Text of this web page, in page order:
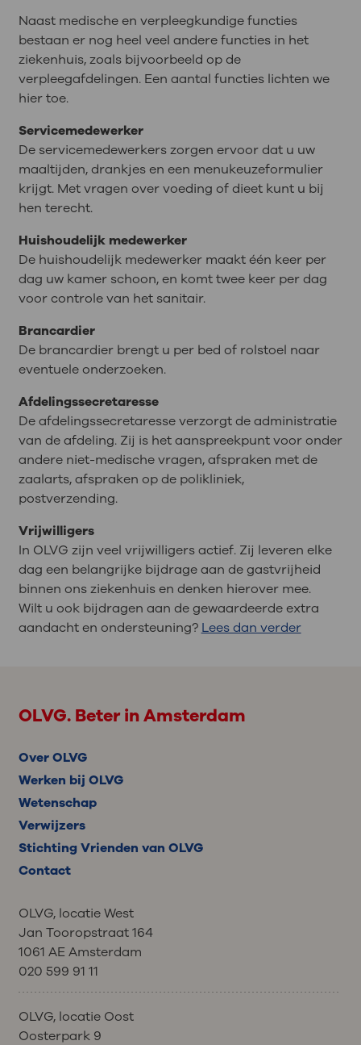
Naast medische en verpleegkundige functies
bestaan er nog heel veel andere functies in het
ziekenhuis, zoals bijvoorbeeld op de
verpleegafdelingen. Een aantal functies lichten we
hier toe.
Servicemedewerker
De servicemedewerkers zorgen ervoor dat u uw
maaltijden, drankjes en een menukeuzeformulier
krijgt. Met vragen over voeding of dieet kunt u bij
hen terecht.
Huishoudelijk medewerker
De huishoudelijk medewerker maakt één keer per
dag uw kamer schoon, en komt twee keer per dag
voor controle van het sanitair.
Brancardier
De brancardier brengt u per bed of rolstoel naar
eventuele onderzoeken.
Afdelingssecretaresse
De afdelingssecretaresse verzorgt de administratie
van de afdeling. Zij is het aanspreekpunt voor onder
andere niet-medische vragen, afspraken met de
zaalarts, afspraken op de polikliniek,
postverzending.
Vrijwilligers
In OLVG zijn veel vrijwilligers actief. Zij leveren elke
dag een belangrijke bijdrage aan de gastvrijheid
binnen ons ziekenhuis en denken hierover mee.
Wilt u ook bijdragen aan de gewaardeerde extra
aandacht en ondersteuning? Lees dan verder
OLVG. Beter in Amsterdam
Over OLVG
Werken bij OLVG
Wetenschap
Verwijzers
Stichting Vrienden van OLVG
Contact
OLVG, locatie West
Jan Tooropstraat 164
1061 AE Amsterdam
020 599 91 11
OLVG, locatie Oost
Oosterpark 9